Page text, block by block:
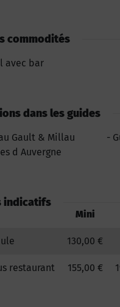
commodités
avec bar
dans les guides
Gault & Millau
d Auvergne
indicatifs
Mini
130,00 €
restaurant 155,00 €